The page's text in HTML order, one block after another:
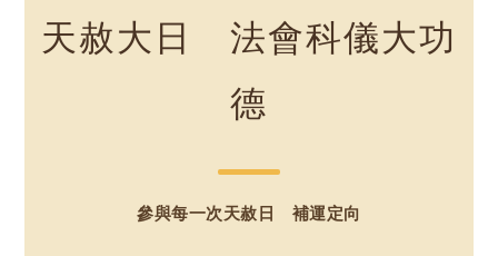
天赦大日 法會科儀大功
德
參與每一次天赦日 補運定向